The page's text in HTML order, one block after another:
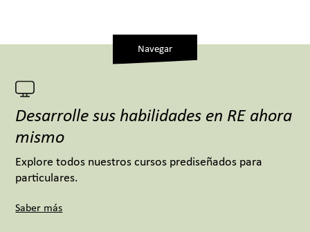
Navegar
Desarrolle sus habilidades en RE ahora
mismo
Explore todos nuestros cursos prediseñados para
particulares.
Saber más